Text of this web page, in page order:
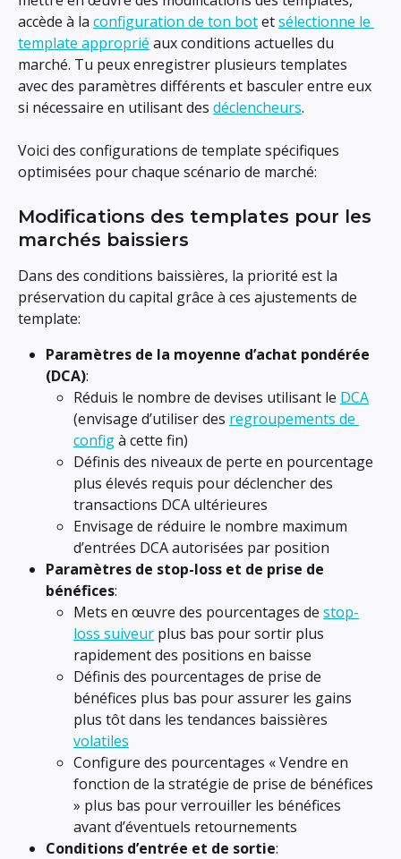
accède à la configuration de ton bot et sélectionne le
template approprié aux conditions actuelles du
marché. Tu peux enregistrer plusieurs templates
avec des paramètres différents et basculer entre eux
si nécessaire en utilisant des déclencheurs.
Voici des configurations de template spécifiques
optimisées pour chaque scénario de marché:
Modifications des templates pour les
marchés baissiers
Dans des conditions baissières, la priorité est la
préservation du capital grâce à ces ajustements de
template:
Paramètres de la moyenne d’achat pondérée
(DCA):
Réduis le nombre de devises utilisant le DCA
(envisage d’utiliser des regroupements de
config à cette fin)
Définis des niveaux de perte en pourcentage
plus élevés requis pour déclencher des
transactions DCA ultérieures
Envisage de réduire le nombre maximum
d’entrées DCA autorisées par position
Paramètres de stop-loss et de prise de
bénéfices:
Mets en œuvre des pourcentages de stop-
loss suiveur plus bas pour sortir plus
rapidement des positions en baisse
Définis des pourcentages de prise de
bénéfices plus bas pour assurer les gains
plus tôt dans les tendances baissières
volatiles
Configure des pourcentages « Vendre en
fonction de la stratégie de prise de bénéfices
» plus bas pour verrouiller les bénéfices
avant d’éventuels retournements
Conditions d’entrée et de sortie: